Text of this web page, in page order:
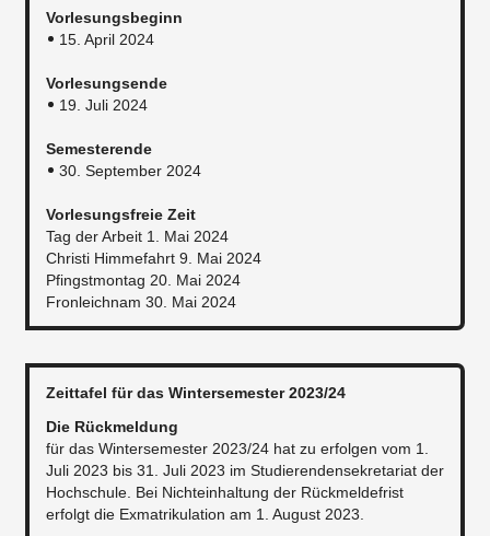
Vorlesungsbeginn
15. April 2024
Vorlesungsende
19. Juli 2024
Semesterende
30. September 2024
Vorlesungsfreie Zeit
Tag der Arbeit 1. Mai 2024
Christi Himmefahrt 9. Mai 2024
Pfingstmontag 20. Mai 2024
Fronleichnam 30. Mai 2024
Zeittafel für das Wintersemester 2023/24
Die Rückmeldung
für das Wintersemester 2023/24 hat zu erfolgen vom 1.
Juli 2023 bis 31. Juli 2023 im Studierendensekretariat der
Hochschule. Bei Nichteinhaltung der Rückmeldefrist
erfolgt die Exmatrikulation am 1. August 2023.